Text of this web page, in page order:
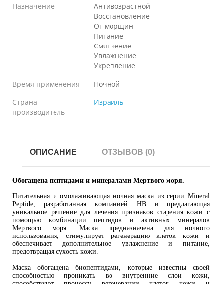
Назначение
Антивозрастной
Восстановление
От морщин
Питание
Смягчение
Увлажнение
Укрепление
Время применения
Ночной
Страна
производитель
Израиль
ОПИСАНИЕ ОТЗЫВОВ (0)
Обогащена пептидами и минералами Мертвого моря.
Питательная и омолаживающая ночная маска из серии Mineral
Peptide, разработанная компанией HB и предлагающая
уникальное решение для лечения признаков старения кожи с
помощью комбинации пептидов и активных минералов
Мертвого моря. Маска предназначена для ночного
использования, стимулирует регенерацию клеток кожи и
обеспечивает дополнительное увлажнение и питание,
предотвращая сухость кожи.
Маска обогащена биопептидами, которые известны своей
способностью проникать во внутренние слои кожи,